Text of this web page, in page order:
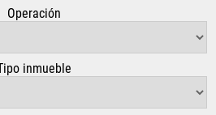
Operación
inmueble